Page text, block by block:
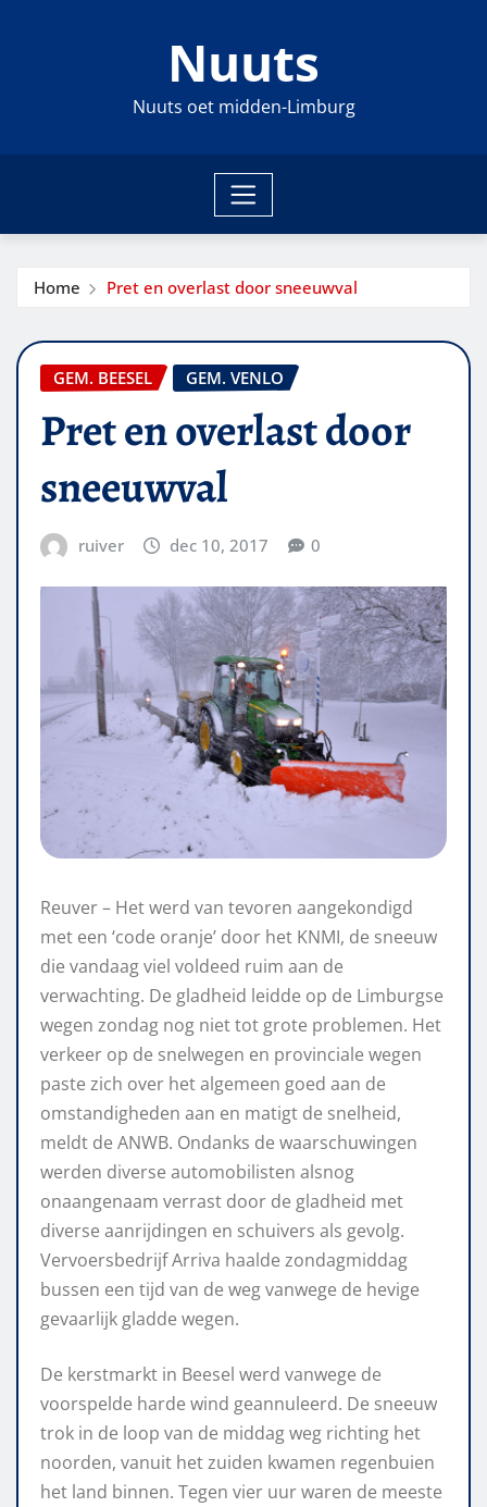
Nuuts
Nuuts oet midden-Limburg
Home Pret en overlast door sneeuwval
GEM. BEESEL GEM. VENLO
Pret en overlast door
sneeuwval
ruiver dec 10, 2017 0
Reuver – Het werd van tevoren aangekondigd
met een ‘code oranje’ door het KNMI, de sneeuw
die vandaag viel voldeed ruim aan de
verwachting. De gladheid leidde op de Limburgse
wegen zondag nog niet tot grote problemen. Het
verkeer op de snelwegen en provinciale wegen
paste zich over het algemeen goed aan de
omstandigheden aan en matigt de snelheid,
meldt de ANWB. Ondanks de waarschuwingen
werden diverse automobilisten alsnog
onaangenaam verrast door de gladheid met
diverse aanrijdingen en schuivers als gevolg.
Vervoersbedrijf Arriva haalde zondagmiddag
bussen een tijd van de weg vanwege de hevige
gevaarlijk gladde wegen.
De kerstmarkt in Beesel werd vanwege de
voorspelde harde wind geannuleerd. De sneeuw
trok in de loop van de middag weg richting het
noorden, vanuit het zuiden kwamen regenbuien
het land binnen. Tegen vier uur waren de meeste